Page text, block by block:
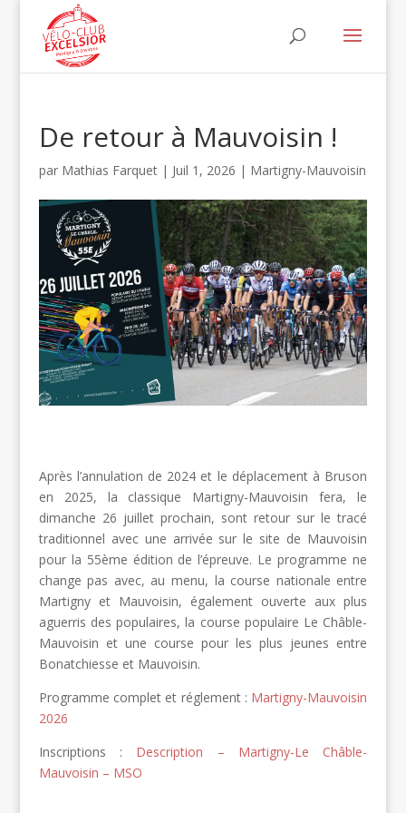
De retour à Mauvoisin !
par Mathias Farquet| Juil 1, 2026 | Martigny-Mauvoisin
Après l’annulation de 2024 et le déplacement à Bruson
en 2025, la classique Martigny-Mauvoisin fera, le
dimanche 26 juillet prochain, sont retour sur le tracé
traditionnel avec une arrivée sur le site de Mauvoisin
pour la 55ème édition de l’épreuve. Le programme ne
change pas avec, au menu, la course nationale entre
Martigny et Mauvoisin, également ouverte aux plus
aguerris des populaires, la course populaire Le Châble-
Mauvoisin et une course pour les plus jeunes entre
Bonatchiesse et Mauvoisin.
Programme complet et réglement : Martigny-Mauvoisin
2026
Inscriptions : Description – Martigny-Le Châble-
Mauvoisin – MSO